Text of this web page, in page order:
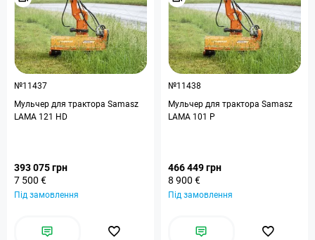
№11437
Мульчер для трактора Samasz
LAMA 121 HD
393 075 грн
7 500 €
Під замовлення
№11438
Мульчер для трактора Samasz
LAMA 101 P
466 449 грн
8 900 €
Під замовлення